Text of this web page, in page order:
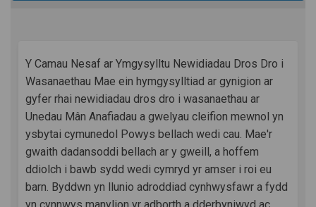
Y Camau Nesaf ar Ymgysylltu Newidiadau Dros Dro i
Wasanaethau Mae ein hymgysylltiad ar gynigion ar
gyfer rhai newidiadau dros dro i wasanaethau ar
Unedau Mân Anafiadau a gwelyau cleifion mewnol yn
ysbytai cymunedol Powys bellach wedi cau. Mae'r
gwaith dadansoddi bellach ar y gweill, a hoffem
ddiolch i bawb sydd wedi cymryd yr amser i roi eu
barn. Byddwn yn llunio adroddiad cynhwysfawr a fydd